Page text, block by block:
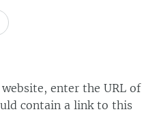
enter the URL of
contain a link to this